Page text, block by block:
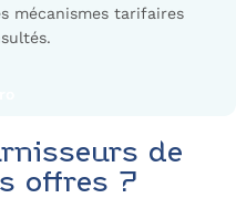
mécanismes tarifaires
de
offres ?